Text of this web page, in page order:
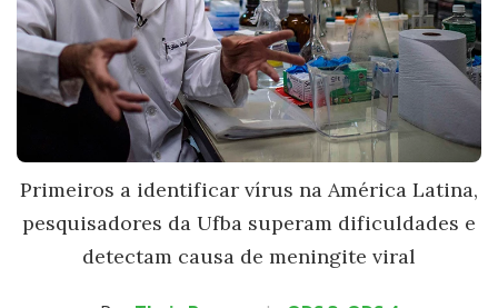
Primeiros a identificar vírus na América Latina,
pesquisadores da Ufba superam dificuldades e
detectam causa de meningite viral